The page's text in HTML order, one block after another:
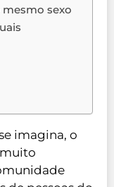
sexo
imagina, o